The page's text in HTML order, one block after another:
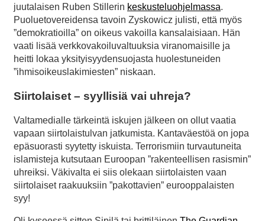
juutalaisen Ruben Stillerin keskusteluohjelmassa.
Puoluetovereidensa tavoin Zyskowicz julisti, että myös
”demokratioilla” on oikeus vakoilla kansalaisiaan. Hän
vaati lisää verkkovakoiluvaltuuksia viranomaisille ja
heitti lokaa yksityisyydensuojasta huolestuneiden
”ihmisoikeuslakimiesten” niskaan.
Siirtolaiset – syyllisiä vai uhreja?
Valtamedialle tärkeintä iskujen jälkeen on ollut vaatia
vapaan siirtolaistulvan jatkumista. Kantaväestöä on jopa
epäsuorasti syytetty iskuista. Terrorismiin turvautuneita
islamisteja kutsutaan Euroopan ”rakenteellisen rasismin”
uhreiksi. Väkivalta ei siis olekaan siirtolaisten vaan
siirtolaiset raakuuksiin ”pakottavien” eurooppalaisten
syy!